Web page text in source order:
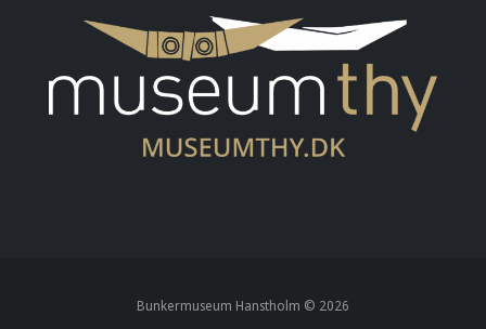
Bunkermuseum Hanstholm © 2026